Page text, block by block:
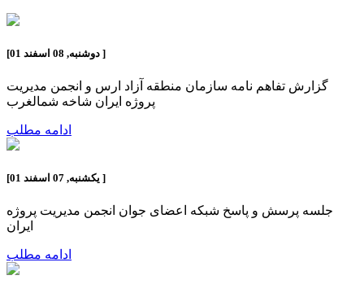
[ ]
گزارش تفاهم نامه سازمان منطقه آزاد ارس و انجمن مدیریت
پروژه ایران شاخه شمالغرب
ادامه مطلب
[ ]
جلسه پرسش و پاسخ شبکه اعضای جوان انجمن مدیریت پروژه
ایران
ادامه مطلب